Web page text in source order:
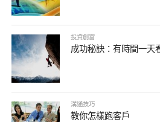
投資創富
成功秘訣：有時間一天
溝通技巧
教你怎樣跑客戶